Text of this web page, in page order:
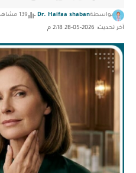
آخر تحديث: 2026-05-28 2:18 م
بواسطةDr. Haifaa shaban 139 مشاهدات